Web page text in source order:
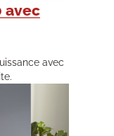
avec
avec